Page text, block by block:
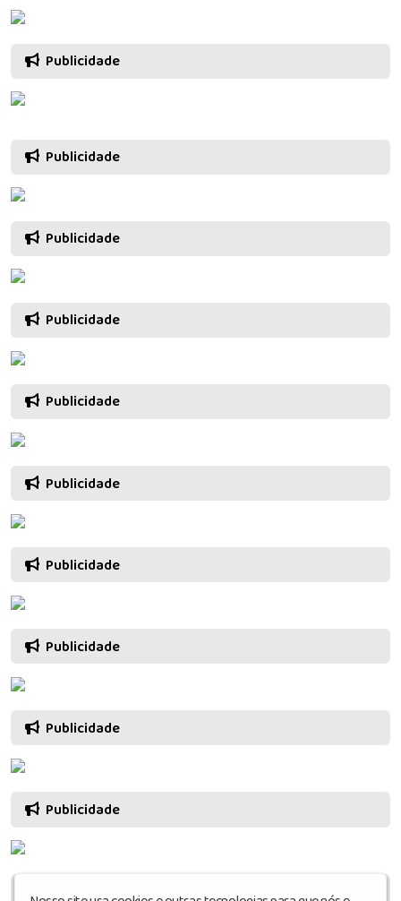
Publicidade
Publicidade
Publicidade
Publicidade
Publicidade
Publicidade
Publicidade
Publicidade
Publicidade
Publicidade
Publicidade